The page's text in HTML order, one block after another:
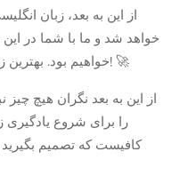
از این به بعد، زبان
خواهد شد و ما با شما در
خواهیم بود. بهترین زمان برای شروع همین حالاست! 🚀
از این به بعد نگران هیچ
را برای شروع یادگیری
کافیست که تصمیم بگیرید